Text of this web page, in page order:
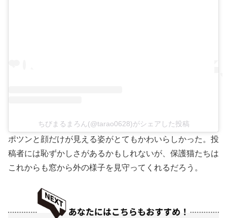
ちびまるまろん(@tarao0628)がシェアした投稿
ポツンと顔だけが見える姿がとてもかわいらしかった。投
稿者には恥ずかしさがあるかもしれないが、保護猫たちは
これからも窓から外の様子を見守ってくれるだろう。